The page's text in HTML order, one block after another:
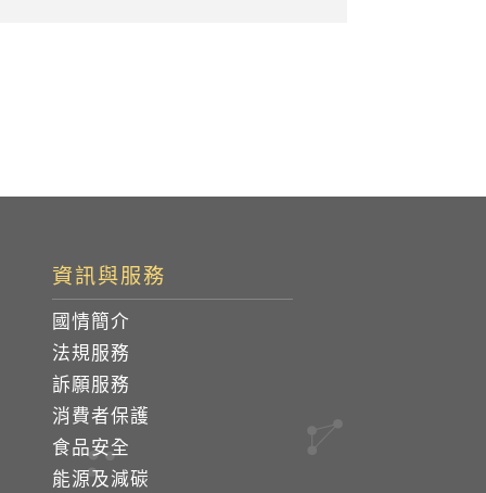
資訊與服務
國情簡介
法規服務
訴願服務
消費者保護
食品安全
能源及減碳